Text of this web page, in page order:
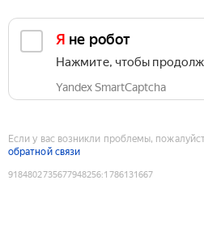
Я не робот
Нажмите, чтобы
Yandex SmartCaptcha
Если у вас возникли проблемы,
обратной связи
9184802735677948256:1786131667